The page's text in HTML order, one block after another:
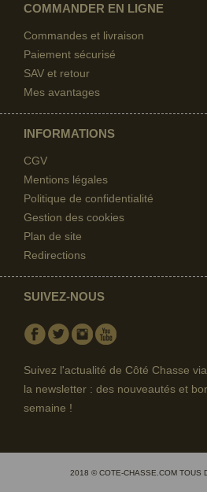
COMMANDER EN LIGNE
Commandes et livraison
Paiement sécurisé
SAV et retour
Mes avantages
INFORMATIONS
CGV
Mentions légales
Politique de confidentialité
Gestion des cookies
Plan de site
Redirections
SUIVEZ-NOUS
Facebook
TwitterInstagram
Suivez l'actualité de Côté Chasse
la newsletter : des nouveautés et
semaine !
2018 © COTE-CHASSE.COM TOUS